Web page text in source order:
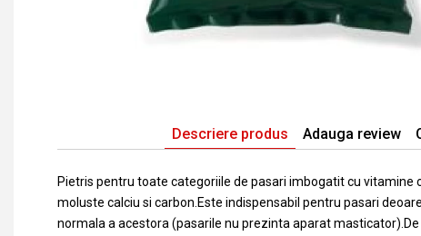
Descriere produs Adauga review
Pietris pentru toate categoriile de pasari imbogatit cu vitamine
moluste calciu si carbon.Este indispensabil pentru pasari
normala a acestora (pasarile nu prezinta aparat